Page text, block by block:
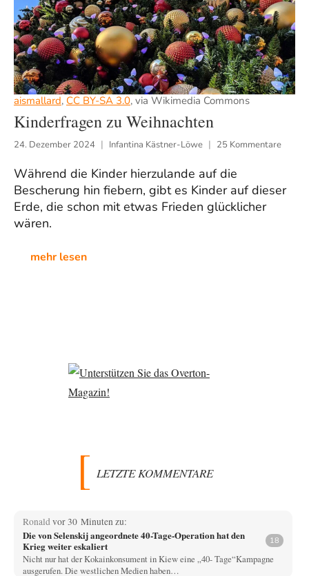
aismallard, CC BY-SA 3.0, via Wikimedia Commons
Kinderfragen zu Weihnachten
24. Dezember 2024 Infantina Kästner-Löwe 25 Kommentare
Während die Kinder hierzulande auf die
Bescherung hin fiebern, gibt es Kinder auf dieser
Erde, die schon mit etwas Frieden glücklicher
wären.
mehr lesen
LETZTE KOMMENTARE
Ronald vor 30 Minuten zu:
Die von Selenskij angeordnete 40-Tage-Operation hat den
Krieg weiter eskaliert
18
Nicht nur hat der Kokainkonsument in Kiew eine „40- Tage“Kampagne
ausgerufen. Die westlichen Medien haben…